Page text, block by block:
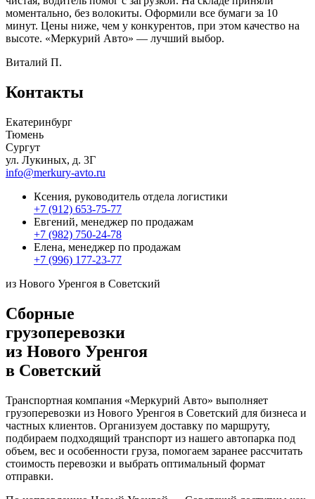
моментально, без волокиты. Оформили все бумаги за 10
минут. Цены ниже, чем у конкурентов, при этом качество на
высоте. «Меркурий Авто» — лучший выбор.
Виталий П.
Контакты
Екатеринбург
Тюмень
Сургут
ул. Лукиных, д. 3Г
info@merkury-avto.ru
Ксения, руководитель отдела логистики
+7 (912) 653-75-77
Евгений, менеджер по продажам
+7 (982) 750-24-78
Елена, менеджер по продажам
+7 (996) 177-23-77
из Нового Уренгоя в Советский
Сборные
грузоперевозки
из Нового Уренгоя
в Советский
Транспортная компания «Меркурий Авто» выполняет
грузоперевозки из Нового Уренгоя в Советский для бизнеса и
частных клиентов. Организуем доставку по маршруту,
подбираем подходящий транспорт из нашего автопарка под
объем, вес и особенности груза, помогаем заранее рассчитать
стоимость перевозки и выбрать оптимальный формат
отправки.